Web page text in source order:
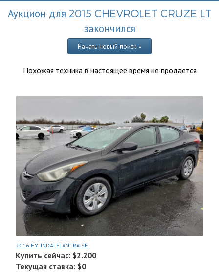
Аукцион для 2015 CHEVROLET CRUZE LT
закончился
Начать новый поиск »
Похожая техника в настоящее время не продается
2016 HYUNDAI ELANTRA SE
Купить сейчас: $2.200
Текущая ставка: $0